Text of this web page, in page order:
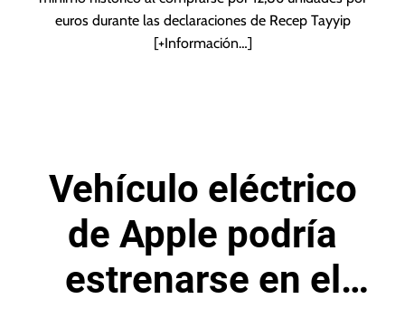
euros durante las declaraciones de Recep Tayyip
[+Información…]
Vehículo eléctrico
de Apple podría
estrenarse en el